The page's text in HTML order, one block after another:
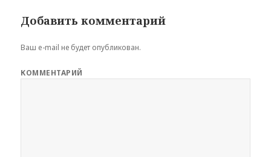
Добавить комментарий
Ваш e-mail не будет опубликован.
КОММЕНТАРИЙ